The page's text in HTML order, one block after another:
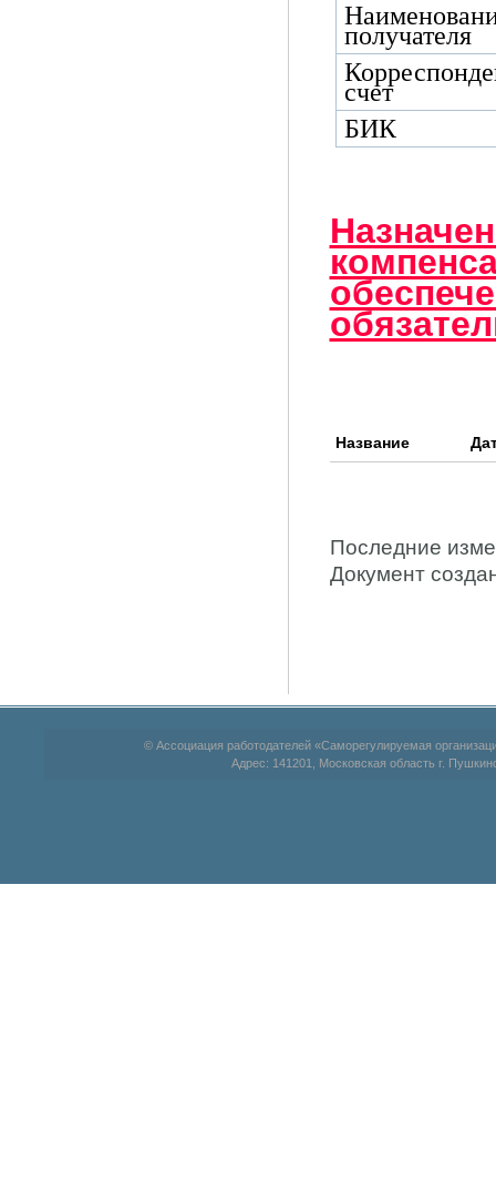
получателя
счет
БИК
Название
Последние
Документ
© Ассоциация работодателей «Саморегулируемая
Адрес: 141201, Московская область г.